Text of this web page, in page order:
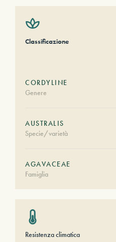
Classificazione
CORDYLINE
Genere
AUSTRALIS
Specie/varietà
AGAVACEAE
Famiglia
Resistenza climatica